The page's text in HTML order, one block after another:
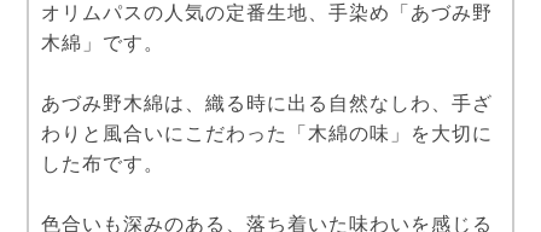
オリムパスの人気の定番生地、手染め「あづみ野
木綿」です。
あづみ野木綿は、織る時に出る自然なしわ、手ざ
わりと風合いにこだわった「木綿の味」を大切に
した布です。
色合いも深みのある、落ち着いた味わいを感じる